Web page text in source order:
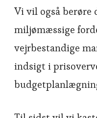
Vi vil også berøre
miljømæssige
vejrbestandige
indsigt i